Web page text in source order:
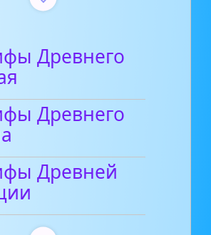
Древнего
Древнего
Древней